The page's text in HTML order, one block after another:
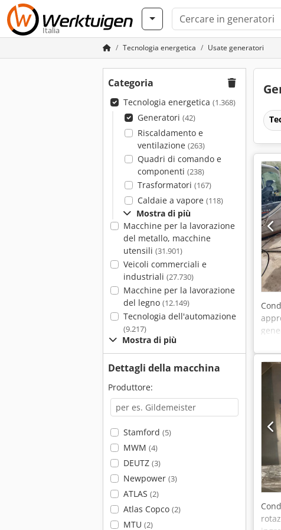
Italia
Tecnologia energetica Usate generatori
Categoria
Tecnologia energetica (1.368)
Generatori (42)
Riscaldamento e
ventilazione (263)
Quadri di comando e
componenti (238)
Trasformatori (167)
Caldaie a vapore (118)
Mostra di più
Macchine per la lavorazione
del metallo, macchine
utensili (31.901)
Veicoli commerciali e
industriali (27.730)
Macchine per la lavorazione
del legno (12.149)
Tecnologia dell'automazione
(9.217)
Mostra di più
Dettagli della macchina
Produttore:
Stamford (5)
MWM (4)
DEUTZ (3)
Newpower (3)
ATLAS (2)
Atlas Copco (2)
MTU (2)
oil